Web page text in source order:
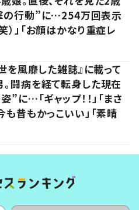
の行動”に…254万回表示
）」「お顔はかなり重症レ
を風靡した雑誌』に載って
。闘病を経て転身した現在
”に…「ギャップ！！」「まさ
も昔もかっこいい」「素晴